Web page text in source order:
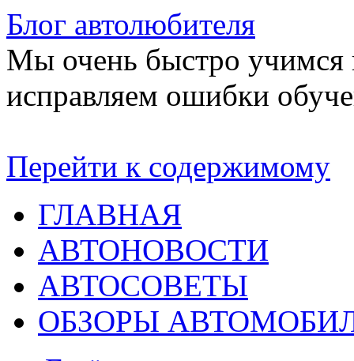
Блог автолюбителя
Мы очень быстро учимся
исправляем ошибки
Перейти к содержимому
ГЛАВНАЯ
АВТОНОВОСТИ
АВТОСОВЕТЫ
ОБЗОРЫ